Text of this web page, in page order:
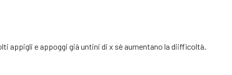
appigli e appoggi già untini di x sè aumentano la diifficoltà.